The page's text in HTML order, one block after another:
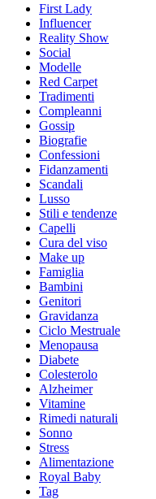
First Lady
Influencer
Reality Show
Social
Modelle
Red Carpet
Tradimenti
Compleanni
Gossip
Biografie
Confessioni
Fidanzamenti
Scandali
Lusso
Stili e tendenze
Capelli
Cura del viso
Make up
Famiglia
Bambini
Genitori
Gravidanza
Ciclo Mestruale
Menopausa
Diabete
Colesterolo
Alzheimer
Vitamine
Rimedi naturali
Sonno
Stress
Alimentazione
Royal Baby
Tag